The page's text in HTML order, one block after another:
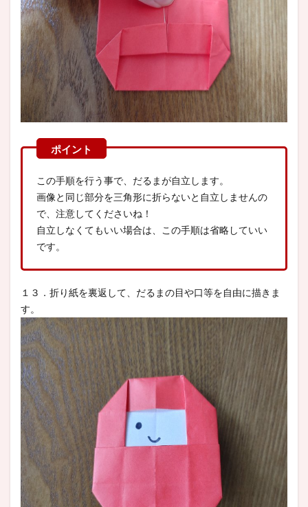
この手順を行う事で、だるまが自立します。
画像と同じ部分を三角形に折らないと自立しませんの
で、注意してくださいね！
自立しなくてもいい場合は、この手順は省略していい
です。
１３．折り紙を裏返して、だるまの目や口等を自由に描きま
す。